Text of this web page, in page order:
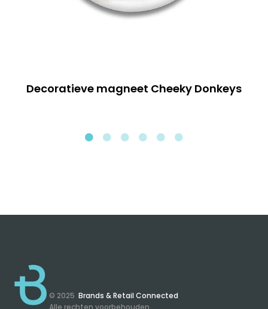
Decoratieve magneet Cheeky Donkeys
© 2025 Brands & Retail Connected
Alle rechten voorbehouden.